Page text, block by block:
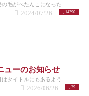
毛がぺたんこになった...
14290
2024/07/26
ューのお知らせ
タイトルにもあるよう...
79
2026/06/26